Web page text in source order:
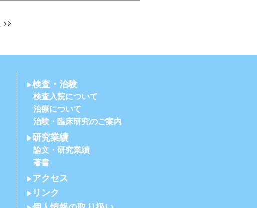
検査・治験
検査入院について
治療について
治験・臨床研究のご案内
研究業績
論文・研究業績
著書
アクセス
リンク